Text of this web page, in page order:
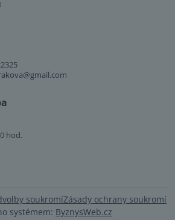
hod.
soukromíZásady ochrany soukromí
systémem: ByznysWeb.cz